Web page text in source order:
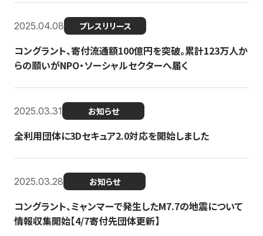
2025.04.08 プレスリリース
コングラント、寄付流通額100億円を突破。累計123万人か
らの願いがNPO・ソーシャルセクターへ届く
2025.03.31 お知らせ
全利用団体に3Dセキュア2.0対応を開始しました
2025.03.28 お知らせ
コングラント、ミャンマーで発生したM7.7の地震について
情報収集開始【4/7寄付先団体更新】